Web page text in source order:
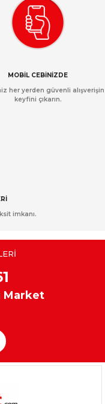
MOBİL CEBİNİZDE
her yerden güvenli alışverişin
keyfini çıkarın.
imkanı.
Market